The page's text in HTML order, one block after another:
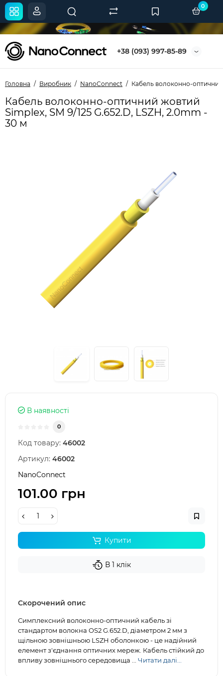
+38 (093) 997-85-89
0
Головна Виробник NanoConnect Кабель волоконно-оптичний
Кабель волоконно-оптичний жовтий
Simplex, SM 9/125 G.652.D, LSZH, 2.0mm -
30 м
В наявності
0
Код товару: 46002
Артикул: 46002
NanoConnect
101.00 грн
Купити
В 1 клік
Скорочений опис
Симплексний волоконно-оптичний кабель зі
стандартом волокна OS2 G.652.D, діаметром 2 мм з
щільною зовнішньою LSZH оболонкою - це надійний
елемент з'єднання оптичних мереж. Кабель стійкий до
впливу зовнішнього середовища ... Читати далі...